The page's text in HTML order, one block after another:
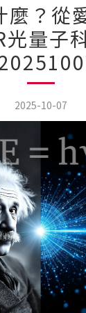
麼？從
光量子
2025-10-07